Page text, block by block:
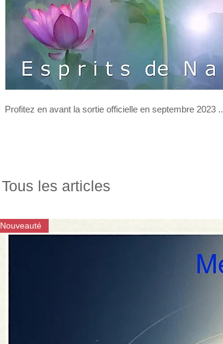
Profitez en avant la sortie officielle en septembre 2023 ..
Tous les articles
Nouveauté